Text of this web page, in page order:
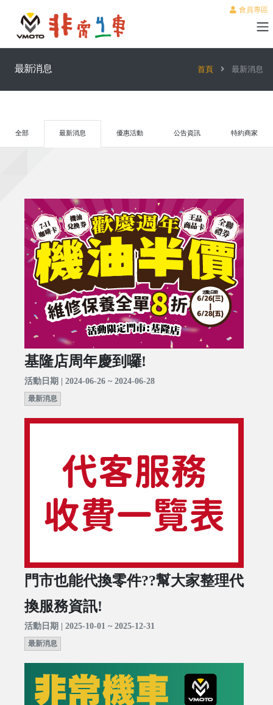
會員專區
最新消息 首頁 最新消息
全部 最新消息 優惠活動 公告資訊 特約商家
基隆店周年慶到囉!
活動日期 | 2024-06-26 ~ 2024-06-28
最新消息
門市也能代換零件??幫大家整理代
換服務資訊!
活動日期 | 2025-10-01 ~ 2025-12-31
最新消息